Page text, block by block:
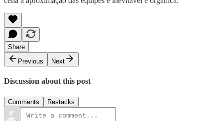
Share
Previous
Next
Discussion about this post
Comments Restacks